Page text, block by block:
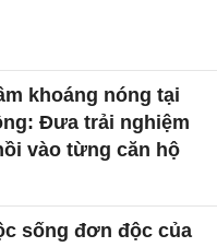
khoáng nóng tại
Đưa trải nghiệm
vào từng căn hộ
sống đơn độc của